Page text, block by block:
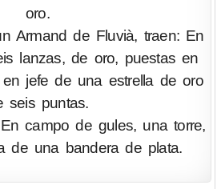
oro.
Armand de Fluvià, traen: En
lanzas, de oro, puestas en
jefe de una estrella de oro
seis puntas.
campo de gules, una torre,
de una bandera de plata.